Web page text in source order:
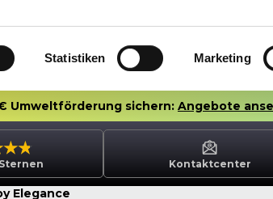
Statistiken Marketing
Umweltförderung sichern: Angebote
Kontaktcenter
Elegance